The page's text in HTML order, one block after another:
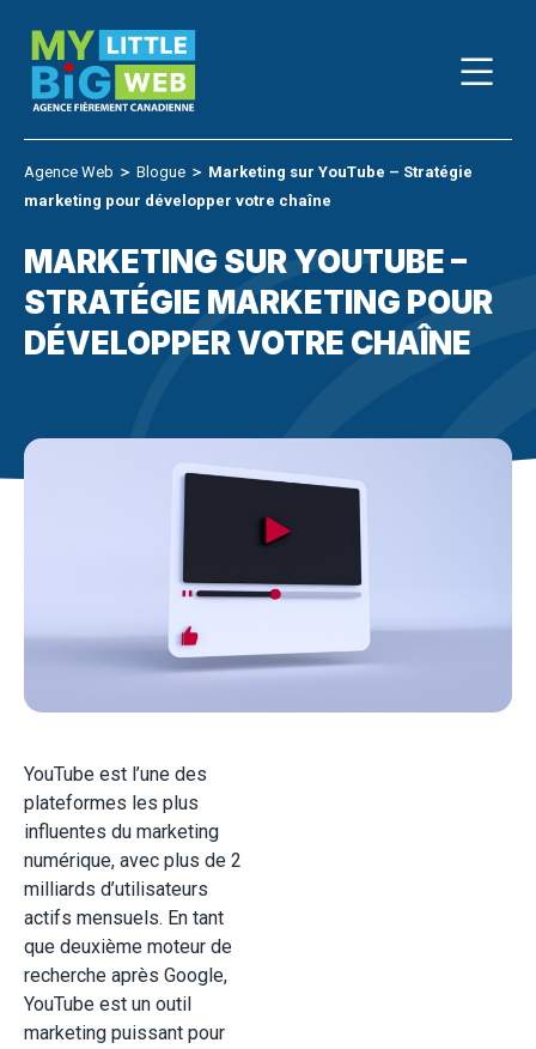
content
Agence Web ＞ Blogue ＞ Marketing sur YouTube – Stratégie
marketing pour développer votre chaîne
MARKETING SUR YOUTUBE –
STRATÉGIE MARKETING POUR
DÉVELOPPER VOTRE CHAÎNE
YouTube est l’une des
plateformes les plus
influentes du marketing
numérique, avec plus de 2
milliards d’utilisateurs
actifs mensuels. En tant
que deuxième moteur de
recherche après Google,
YouTube est un outil
marketing puissant pour